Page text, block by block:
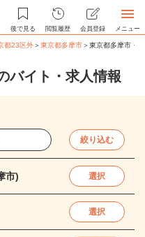
後で見る 閲覧履歴 会員登録 メニュー
都23区外＞東京都多摩市＞東京都多摩市・
バイト・求人情報
絞り込む
市) 選択
選択